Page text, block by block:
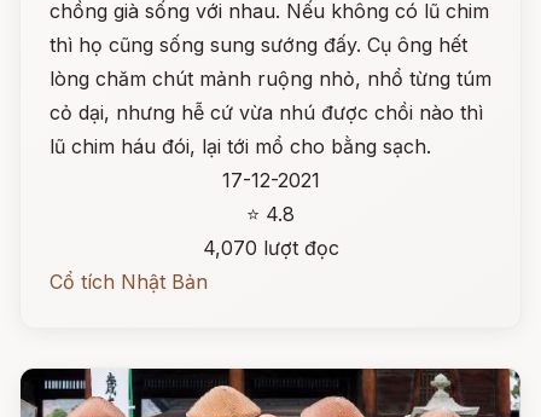
chồng già sống với nhau. Nếu không có lũ chim
thì họ cũng sống sung sướng đấy. Cụ ông hết
lòng chăm chút mảnh ruộng nhỏ, nhổ từng túm
cỏ dại, nhưng hễ cứ vừa nhú được chồi nào thì
lũ chim háu đói, lại tới mổ cho bằng sạch.
17-12-2021
⭐ 4.8
4,070 lượt đọc
Cổ tích Nhật Bản